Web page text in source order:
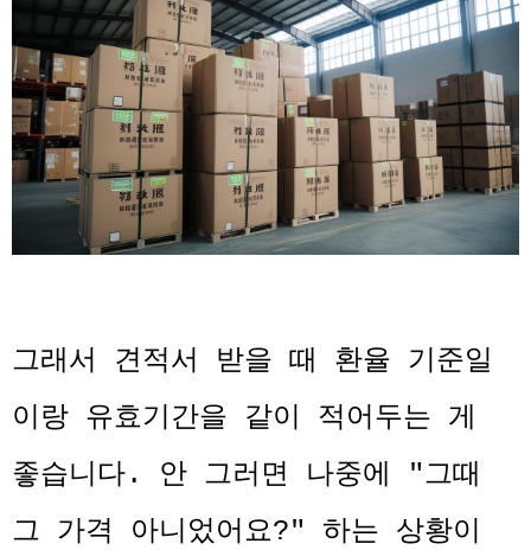
그래서 견적서 받을 때 환율 기준일
이랑 유효기간을 같이 적어두는 게
좋습니다. 안 그러면 나중에 "그때
그 가격 아니었어요?" 하는 상황이